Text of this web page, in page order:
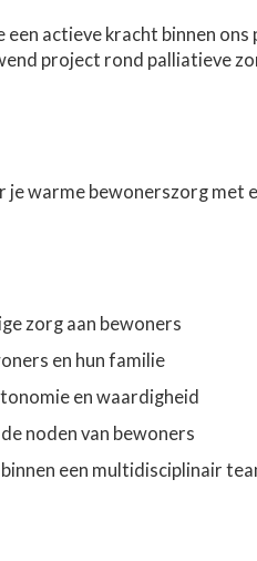
een actieve kracht binnen
project rond palliatieve
warme bewonerszorg met
zorg aan bewoners
en hun familie
en waardigheid
noden van bewoners
een multidisciplinair